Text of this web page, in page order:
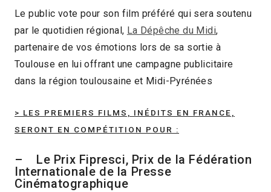
Le public vote pour son film préféré qui sera soutenu
par le quotidien régional, La Dépêche du Midi,
partenaire de vos émotions lors de sa sortie à
Toulouse en lui offrant une campagne publicitaire
dans la région toulousaine et Midi-Pyrénées
> LES PREMIERS FILMS, INÉDITS EN FRANCE,
SERONT EN COMPÉTITION POUR :
– Le Prix Fipresci, Prix de la Fédération
Internationale de la Presse
Cinématographique